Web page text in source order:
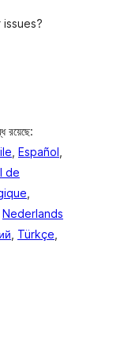
রয়েছে:
, Español,
de
,
Nederlands
, Türkçe,